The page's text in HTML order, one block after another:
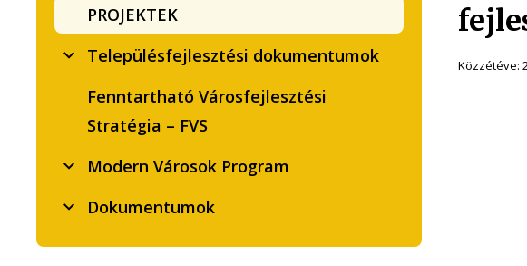
Közzétéve:
PROJEKTEK
Településfejlesztési dokumentumok
Fenntartható Városfejlesztési
Stratégia – FVS
Modern Városok Program
Dokumentumok